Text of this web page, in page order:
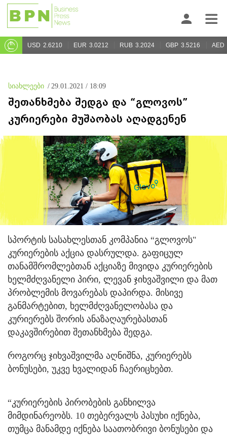
USD 2.6210 EUR 3.0212 RUB 3.2024 GBP 3.5216 AED
სიახლეები / 29.01.2021 / 18:09
შეთანხმება შედგა და “გლოვოს”
კურიერები მუშაობას აღადგენენ
სპორტის სასახლესთან კომპანია “გლოვოს"
კურიერების აქცია დასრულდა. გაფიცულ
თანამშრომლებთან აქციაზე მივიდა კურიერების
ხელმძღვანელი პირი, ლევან ჯიხვაშვილი და მათ
პრობლემის მოვარებას დაპირდა. მისივე
განმარტებით, ხელმძღვანელობასა და
კურიერებს შორის ანაზაღაურებასთან
დაკავშირებით შეთანხმება შედგა.
როგორც ჯიხვაშვილმა აღნიშნა, კურიერებს
ბონუსები, უკვე ხვალიდან ჩაერიცხებთ.
“კურიერების პირობების განხილვა
მიმდინარეობს. 10 თებერვალს პასუხი იქნება,
თუმცა მანამდე იქნება საათობრივი ბონუსები და